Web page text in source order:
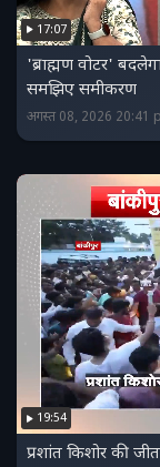
17:07
'ब्राह्मण वोटर'
समझिए समीकरण
अगस्त 08, 2026 20:41
19:54
प्रशांत किशोर की